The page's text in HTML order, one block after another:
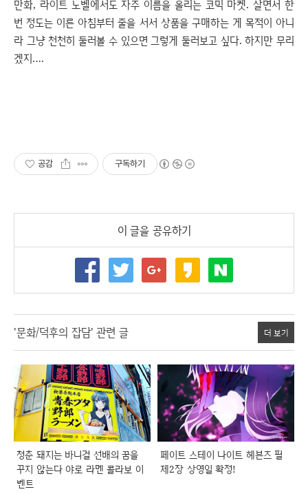
만화, 라이트 노벨에서도 자주 이름을 올리는 코믹 마켓. 살면서 한
번 정도는 이른 아침부터 줄을 서서 상품을 구매하는 게 목적이 아니
라 그냥 천천히 둘러볼 수 있으면 그렇게 둘러보고 싶다. 하지만 무리
겠지….
공감 구독하기
이 글을 공유하기
'문화/덕후의 잡담' 관련 글 더 보기
청춘 돼지는 바니걸 선배의 꿈을
꾸지 않는다 야로 라멘 콜라보 이
벤트
페이트 스테이 나이트 헤븐즈 필
제2장 상영일 확정!